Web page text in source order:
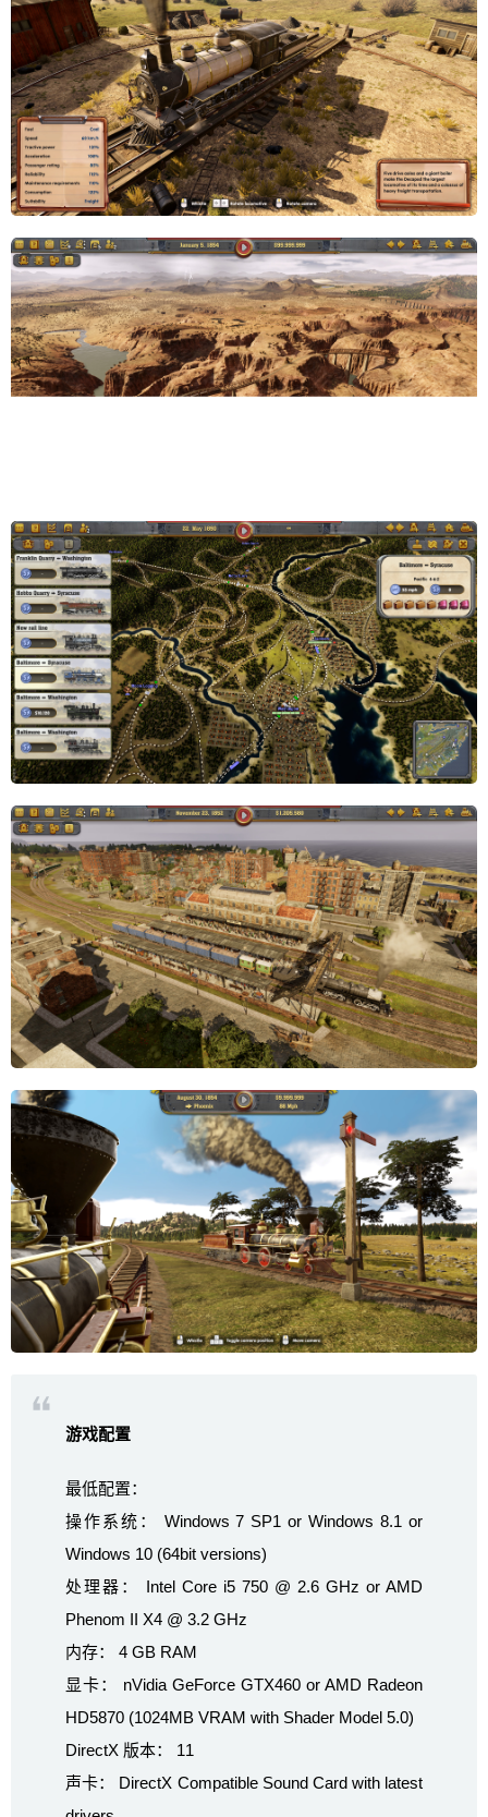
游戏配置
最低配置：
操作系统： Windows 7 SP1 or Windows 8.1 or
Windows 10 (64bit versions)
处理器： Intel Core i5 750 @ 2.6 GHz or AMD
Phenom II X4 @ 3.2 GHz
内存： 4 GB RAM
显卡： nVidia GeForce GTX460 or AMD Radeon
HD5870 (1024MB VRAM with Shader Model 5.0)
DirectX 版本： 11
声卡： DirectX Compatible Sound Card with latest